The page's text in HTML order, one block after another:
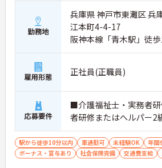
勤務地
兵庫県 神戸市東灘区 兵
江本町4-4-17
阪神本線「青木駅」徒
雇用形態 正社員(正職員)
応募要件
■介護福祉士・実務者
者研修またはヘルパー2
駅から徒歩10分以内 車通勤可 未経験OK 年間
ボーナス・賞与あり
社会保険完備 交通費支給